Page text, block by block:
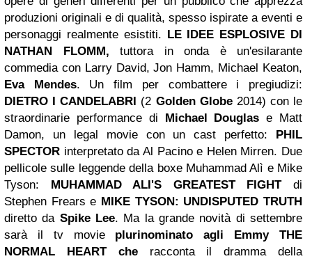
produzioni originali e di qualità, spesso ispirate a eventi e
personaggi realmente esistiti.
LE IDEE ESPLOSIVE DI
NATHAN FLOMM, tuttora in onda è
un'esilarante
commedia con Larry David, Jon Hamm, Michael Keaton,
Eva Mendes. Un film per combattere i pregiudizi:
DIETRO I CANDELABRI (2 Golden Globe2014) con le
straordinarie performance di
Michael Douglas e Matt
Damon, un legal movie con un cast perfetto:
PHIL
SPECTOR interpretato da Al Pacino e Helen Mirren. Due
pellicole sulle leggende della boxe Muhammad Alì e Mike
Tyson:
MUHAMMAD ALI'S GREATEST FIGHTdi
Stephen Frears e MIKE TYSON: UNDISPUTED TRUTH
diretto da Spike Lee. Ma la grande novità di settembre
sarà il tv movieplurinominato agli Emmy THE
NORMAL HEART che racconta il dramma della